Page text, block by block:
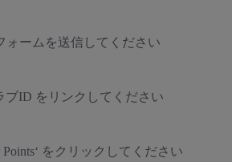
ォームを送信してください
ID をリンクしてください
をクリックしてください